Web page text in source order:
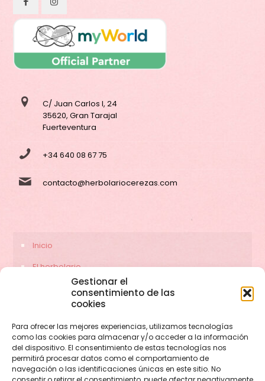
Gestionar el
consentimiento de las
cookies
Para ofrecer las mejores experiencias, utilizamos tecnologías
como las cookies para almacenar y/o acceder a la información
del dispositivo. El consentimiento de estas tecnologías nos
permitirá procesar datos como el comportamiento de
navegación o las identificaciones únicas en este sitio. No
C/ Juan Carlos I, 24
35620, Gran Tarajal
Fuerteventura
+34 640 08 67 75
contacto@herbolariocerezas.com
Inicio
El herbolario